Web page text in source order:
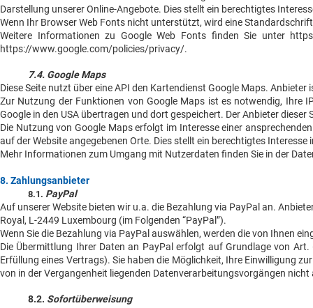
Darstellung unserer Online-Angebote. Dies stellt ein berechtigtes
Wenn Ihr Browser Web Fonts nicht unterstützt, wird eine
Weitere Informationen zu Google Web Fonts finden Sie unter
https://www.google.com/policies/privacy/.
7.4. Google Maps
Diese Seite nutzt über eine API den Kartendienst Google Maps.
Zur Nutzung der Funktionen von Google Maps ist es notwendig, Ihre
Google in den USA übertragen und dort gespeichert. Der Anbieter
Die Nutzung von Google Maps erfolgt im Interesse einer
auf der Website angegebenen Orte. Dies stellt ein berechtigtes Interesse
Mehr Informationen zum Umgang mit Nutzerdaten finden Sie in der
8. Zahlungsanbieter
8.1. PayPal
Auf unserer Website bieten wir u.a. die Bezahlung via PayPal an.
Royal, L-2449 Luxembourg (im Folgenden “PayPal”).
Wenn Sie die Bezahlung via PayPal auswählen, werden die von Ihnen
Die Übermittlung Ihrer Daten an PayPal erfolgt auf Grundlage von
Erfüllung eines Vertrags). Sie haben die Möglichkeit, Ihre Einwilligung
von in der Vergangenheit liegenden Datenverarbeitungsvorgängen nicht
8.2. Sofortüberweisung